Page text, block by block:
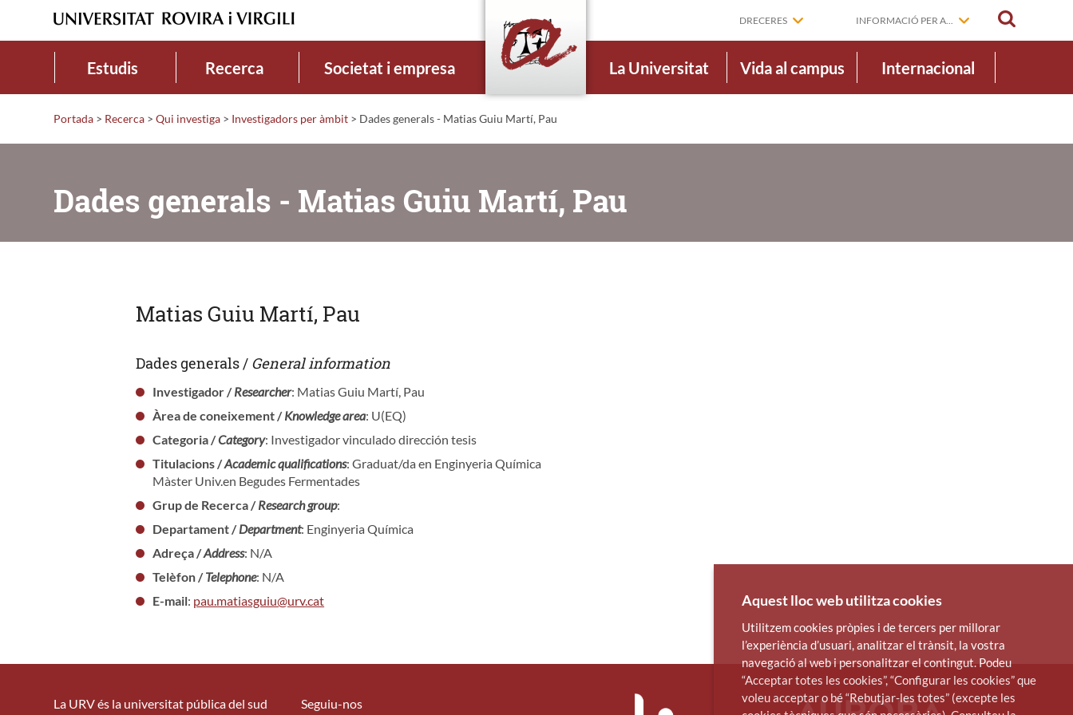
DRECERES INFORMACIÓ PER A...
Estudis Recerca Societat i empresa La Universitat Vida al campus Internacional
Portada > Recerca > Qui investiga > Investigadors per àmbit > Dades generals - Matias Guiu Martí, Pau
Dades generals - Matias Guiu Martí, Pau
Matias Guiu Martí, Pau
Dades generals / General information
Investigador /Researcher: Matias Guiu Martí, Pau
Àrea de coneixement /Knowledge area: U(EQ)
Categoria /Category: Investigador vinculado dirección tesis
Titulacions /Academic qualifications: Graduat/da en Enginyeria Química
Màster Univ.en Begudes Fermentades
Grup de Recerca /Research group:
Departament /Department: Enginyeria Química
Adreça /Address: N/A
Telèfon /Telephone: N/A
E-mail: pau.matiasguiu@urv.cat
La URV és la universitat pública del sud Seguiu-nos
Aquest lloc web utilitza cookies
Utilitzem cookies pròpies i de tercers per millorar
l’experiència d’usuari, analitzar el trànsit, la vostra
navegació al web i personalitzar el contingut. Podeu
“Acceptar totes les cookies”, “Configurar les cookies” que
voleu acceptar o bé “Rebutjar-les totes” (excepte les